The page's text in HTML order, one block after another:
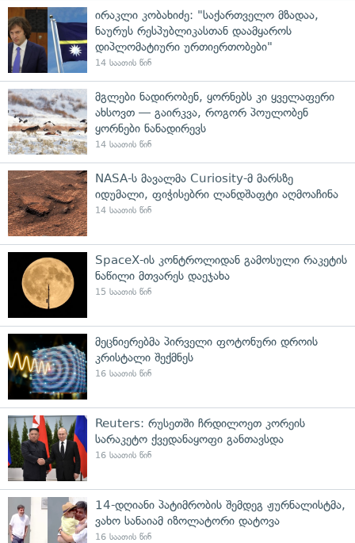
ირაკლი კობახიძე: "საქართველო მზადაა,
ნაურუს რესპუბლიკასთან დაამყაროს
დიპლომატიური ურთიერთობები"
14 საათის წინ
მგლები ნადირობენ, ყორნებს კი ყველაფერი
ახსოვთ — გაირკვა, როგორ პოულობენ
ყორნები ნანადირევს
14 საათის წინ
NASA-ს მავალმა Curiosity-მ მარსზე
იდუმალი, ფიჭისებრი ლანდშაფტი აღმოაჩინა
14 საათის წინ
SpaceX-ის კონტროლიდან გამოსული რაკეტის
ნაწილი მთვარეს დაეჯახა
15 საათის წინ
მეცნიერებმა პირველი ფოტონური დროის
კრისტალი შექმნეს
16 საათის წინ
Reuters: რუსეთში ჩრდილოეთ კორეის
სარაკეტო ქვედანაყოფი განთავსდა
16 საათის წინ
14-დღიანი პატიმრობის შემდეგ ჟურნალისტმა,
ვახო სანაიამ იზოლატორი დატოვა
16 საათის წინ